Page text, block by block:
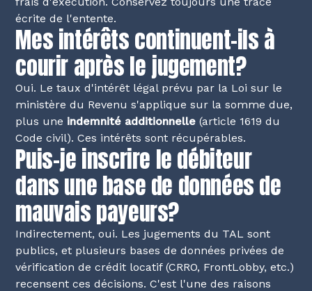
écrite de l'entente.
Mes intérêts continuent-ils à
courir après le jugement?
Oui. Le taux d'intérêt légal prévu par la Loi sur le
ministère du Revenu s'applique sur la somme due,
plus une indemnité additionnelle (article 1619 du
Code civil). Ces intérêts sont récupérables.
Puis-je inscrire le débiteur
dans une base de données de
mauvais payeurs?
Indirectement, oui. Les jugements du TAL sont
publics, et plusieurs bases de données privées de
vérification de crédit locatif (CRRO, FrontLobby, etc.)
recensent ces décisions. C'est l'une des raisons